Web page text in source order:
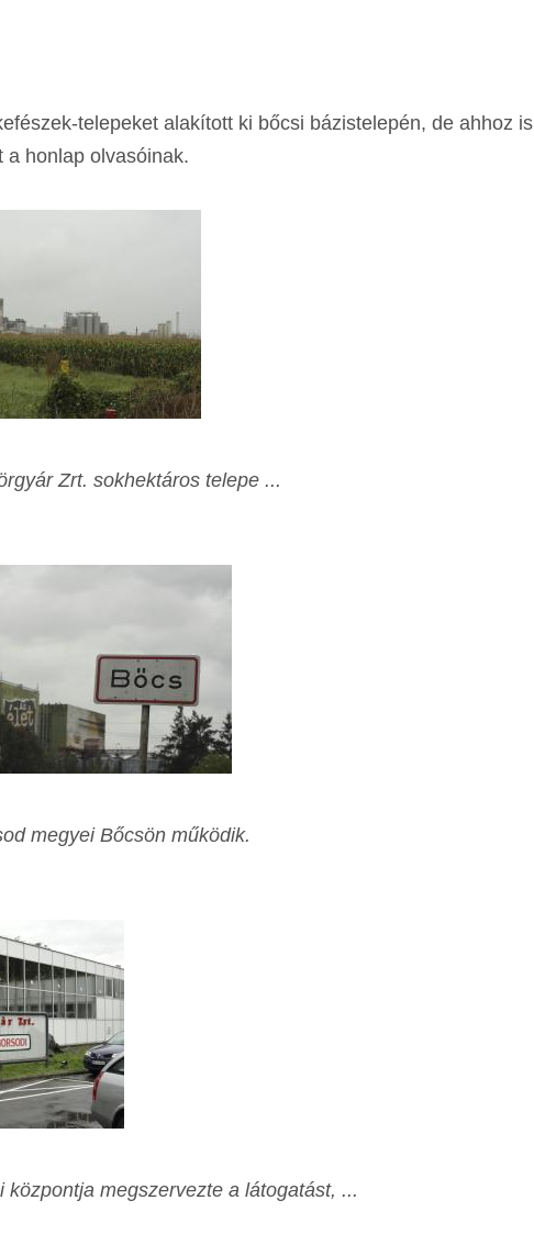
telepeket alakított ki bőcsi bázistelepén, de ahhoz is
a honlap olvasóinak.
Zrt. sokhektáros telepe ...
megyei Bőcsön működik.
központja megszervezte a látogatást, ...